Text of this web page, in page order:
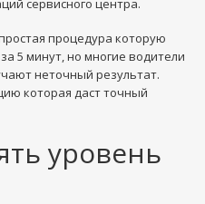
сервисного центра.
процедура которую
5 минут, но многие водители
неточный результат.
которая даст точный
уровень